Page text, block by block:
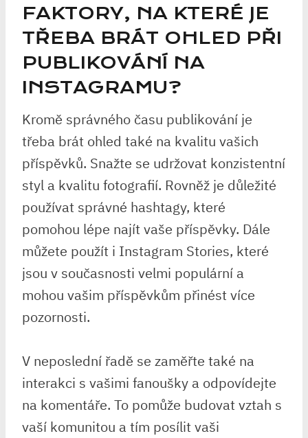
FAKTORY, NA KTERÉ JE
TŘEBA BRÁT OHLED PŘI
PUBLIKOVÁNÍ NA
INSTAGRAMU?
Kromě správného času publikování je
třeba brát ohled také na kvalitu vašich
příspěvků. Snažte se udržovat konzistentní
styl a kvalitu fotografií. Rovněž je důležité
používat správné hashtagy, které
pomohou lépe najít vaše příspěvky. Dále
můžete použít i Instagram Stories, které
jsou v současnosti velmi populární a
mohou vašim příspěvkům přinést více
pozornosti.
V neposlední řadě se zaměřte také na
interakci s vašimi fanoušky a odpovídejte
na komentáře. To pomůže budovat vztah s
vaší komunitou a tím posílit vaši